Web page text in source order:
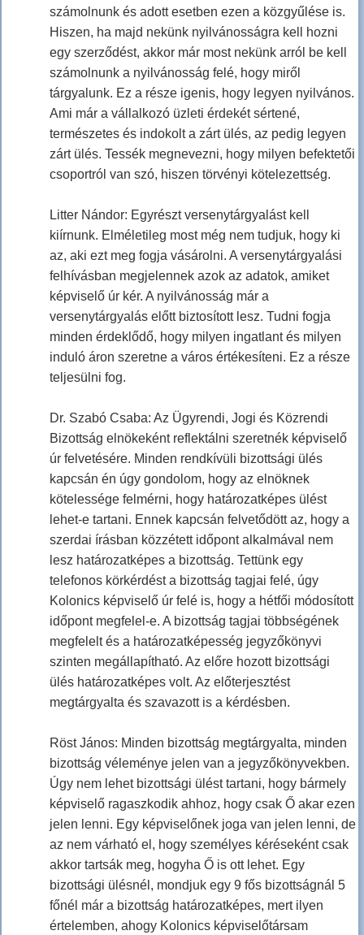
számolnunk és adott esetben ezen a közgyűlése is.
Hiszen, ha majd nekünk nyilvánosságra kell hozni
egy szerződést, akkor már most nekünk arról be kell
számolnunk a nyilvánosság felé, hogy miről
tárgyalunk. Ez a része igenis, hogy legyen nyilvános.
Ami már a vállalkozó üzleti érdekét sértené,
természetes és indokolt a zárt ülés, az pedig legyen
zárt ülés. Tessék megnevezni, hogy milyen befektetői
csoportról van szó, hiszen törvényi kötelezettség.
Litter Nándor: Egyrészt versenytárgyalást kell
kiírnunk. Elméletileg most még nem tudjuk, hogy ki
az, aki ezt meg fogja vásárolni. A versenytárgyalási
felhívásban megjelennek azok az adatok, amiket
képviselő úr kér. A nyilvánosság már a
versenytárgyalás előtt biztosított lesz. Tudni fogja
minden érdeklődő, hogy milyen ingatlant és milyen
induló áron szeretne a város értékesíteni. Ez a része
teljesülni fog.
Dr. Szabó Csaba: Az Ügyrendi, Jogi és Közrendi
Bizottság elnökeként reflektálni szeretnék képviselő
úr felvetésére. Minden rendkívüli bizottsági ülés
kapcsán én úgy gondolom, hogy az elnöknek
kötelessége felmérni, hogy határozatképes ülést
lehet-e tartani. Ennek kapcsán felvetődött az, hogy a
szerdai írásban közzétett időpont alkalmával nem
lesz határozatképes a bizottság. Tettünk egy
telefonos körkérdést a bizottság tagjai felé, úgy
Kolonics képviselő úr felé is, hogy a hétfői módosított
időpont megfelel-e. A bizottság tagjai többségének
megfelelt és a határozatképesség jegyzőkönyvi
szinten megállapítható. Az előre hozott bizottsági
ülés határozatképes volt. Az előterjesztést
megtárgyalta és szavazott is a kérdésben.
Röst János: Minden bizottság megtárgyalta, minden
bizottság véleménye jelen van a jegyzőkönyvekben.
Úgy nem lehet bizottsági ülést tartani, hogy bármely
képviselő ragaszkodik ahhoz, hogy csak Ő akar ezen
jelen lenni. Egy képviselőnek joga van jelen lenni, de
az nem várható el, hogy személyes kéréseként csak
akkor tartsák meg, hogyha Ő is ott lehet. Egy
bizottsági ülésnél, mondjuk egy 9 fős bizottságnál 5
főnél már a bizottság határozatképes, mert ilyen
értelemben, ahogy Kolonics képviselőtársam